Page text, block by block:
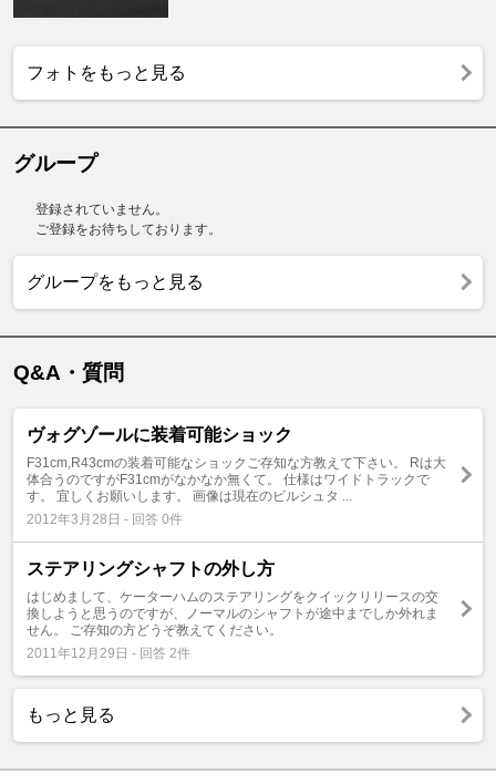
フォトをもっと見る
グループ
登録されていません。
ご登録をお待ちしております。
グループをもっと見る
Q&A・質問
ヴォグゾールに装着可能ショック
F31cm,R43cmの装着可能なショックご存知な方教えて下さい。 Rは大
体合うのですがF31cmがなかなか無くて。 仕様はワイドトラックで
す。 宜しくお願いします。 画像は現在のビルシュタ ...
2012年3月28日 - 回答 0件
ステアリングシャフトの外し方
はじめまして、ケーターハムのステアリングをクイックリリースの交
換しようと思うのですが、ノーマルのシャフトが途中までしか外れま
せん。 ご存知の方どうぞ教えてください。
2011年12月29日 - 回答 2件
もっと見る